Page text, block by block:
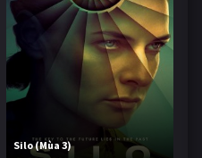
Silo (Mùa 3)